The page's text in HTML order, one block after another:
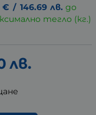
€ / 146.69 лв. до
тегло (кг.)
лв.